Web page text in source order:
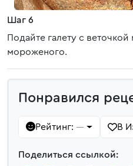
Шаг 6
Подайте галету с
мороженого.
Понравился
Рейтинг: — В
Поделиться ссылкой: